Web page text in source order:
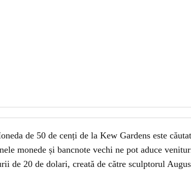
de 50 de cenți de la Kew Gardens este
monede și bancnote vechi ne pot aduce
de 20 de dolari, creată de către sculptorul